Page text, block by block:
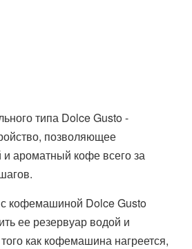
типа Dolce Gusto -
позволяющее
и ароматный кофе всего за
кофемашиной Dolce Gusto
ее резервуар водой и
как кофемашина нагреется,